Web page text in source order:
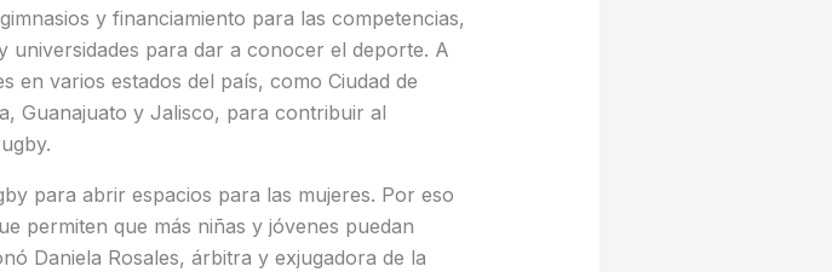
y financiamiento para las competencias,
universidades para dar a conocer el deporte. A
en varios estados del país, como Ciudad de
Guanajuato y Jalisco, para contribuir al
para abrir espacios para las mujeres. Por eso
permiten que más niñas y jóvenes puedan
Daniela Rosales, árbitra y exjugadora de la